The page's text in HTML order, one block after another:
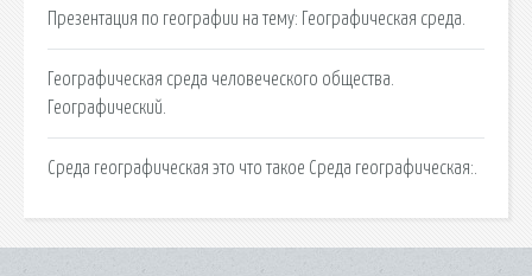
Презентация по географии на тему: Географическая среда.
Географическая среда человеческого общества.
Географический.
Среда географическая это что такое Среда географическая:.